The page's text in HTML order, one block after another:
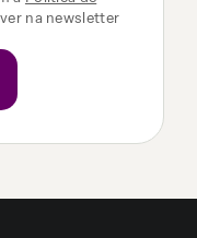
na newsletter